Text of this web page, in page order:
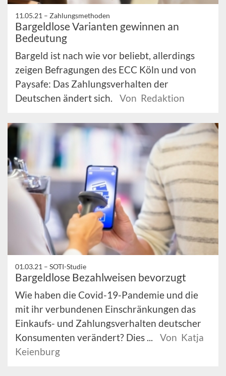
11.05.21 – Zahlungsmethoden
Bargeldlose Varianten gewinnen an
Bedeutung
Bargeld ist nach wie vor beliebt, allerdings
zeigen Befragungen des ECC Köln und von
Paysafe: Das Zahlungsverhalten der
Deutschen ändert sich.
Von Redaktion
01.03.21 – SOTI-Studie
Bargeldlose Bezahlweisen bevorzugt
Wie haben die Covid-19-Pandemie und die
mit ihr verbundenen Einschränkungen das
Einkaufs- und Zahlungsverhalten deutscher
Konsumenten verändert? Dies ...
Von Katja
Keienburg